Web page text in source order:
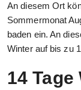
An diesem Ort
Sommermonat
baden ein. An
Winter auf bis zu
14